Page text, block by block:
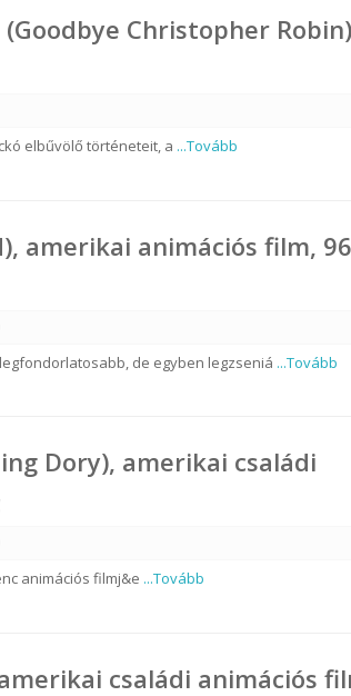
Christopher
elbűvölő történeteit, a ...Tovább
amerikai animációs film,
de egyben legzseniá ...Tovább
Dory), amerikai családi
animációs filmj&e ...Tovább
családi animációs